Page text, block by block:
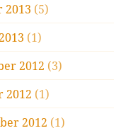
2013 (5)
(1)
2012 (3)
2012 (1)
2012 (1)